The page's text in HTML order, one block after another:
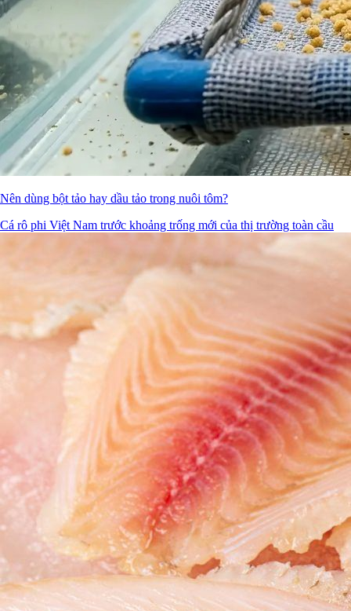
Nên dùng bột tảo hay dầu tảo trong nuôi tôm?
Cá rô phi Việt Nam trước khoảng trống mới của thị trường toàn cầu